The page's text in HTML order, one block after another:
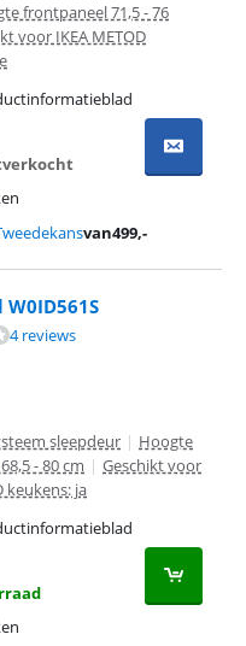
frontpaneel 71,5 - 76
voor IKEA METOD
van499,-
op 4 reviews.
4 reviews
sleepdeur | Hoogte
- 80 cm | Geschikt voor
keukens: ja